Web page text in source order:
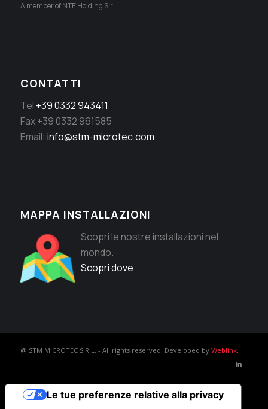
A member of NTE Holding S.r.l.
CONTATTI
Tel +39 0332 943411
Fax +39 0332 961585
Email: info@stm-microtec.com
MAPPA INSTALLAZIONI
Scopri le nostre installazioni nel
mondo.
Scopri dove
@ STM MICROTEC S.R.L. - All rights reserved. Developed by Weblink.
Le tue preferenze relative alla privacy